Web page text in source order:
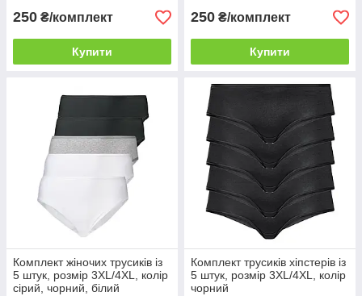
250 ₴/комплект
Купити
250 ₴/комплект
Купити
Комплект жіночих трусиків із
5 штук, розмір 3XL/4XL, колір
сірий, чорний, білий
Комплект трусиків хіпстерів із
5 штук, розмір 3XL/4XL, колір
чорний